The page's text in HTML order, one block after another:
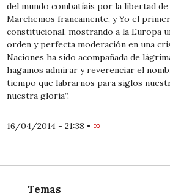
del mundo combatíais por la libertad
Marchemos francamente, y Yo el
constitucional, mostrando a la Europa
orden y perfecta moderación en una
Naciones ha sido acompañada de
hagamos admirar y reverenciar el
tiempo que labrarnos para siglos
nuestra gloria”.
16/04/2014 - 21:38 • ∞
Temas